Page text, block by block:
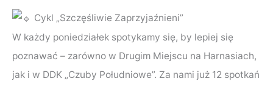
Cykl „Szczęśliwie Zaprzyjaźnieni”
W każdy poniedziałek spotykamy się, by lepiej się
poznawać – zarówno w Drugim Miejscu na Harnasiach,
jak i w DDK „Czuby Południowe”. Za nami już 12 spotkań